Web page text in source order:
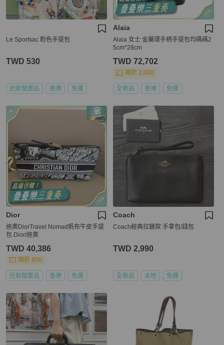
Le Sportsac 粉色手提包
TWD 530
近新閒置品 香港 免運
Alaia
Alaia 女士 金屬環手柄手提包均碼碼2
5cm*28cm
TWD 72,702
現折 2,000
全新品 香港 免運
Dior
迪奧DiorTravel Nomad帆布牛皮手提
包 Dior/迪奧
TWD 40,386
現折 800
近新閒置品 香港 免運
Coach
Coach經典拉鏈款 手拿包/錢包
TWD 2,990
全新品 本地 免運